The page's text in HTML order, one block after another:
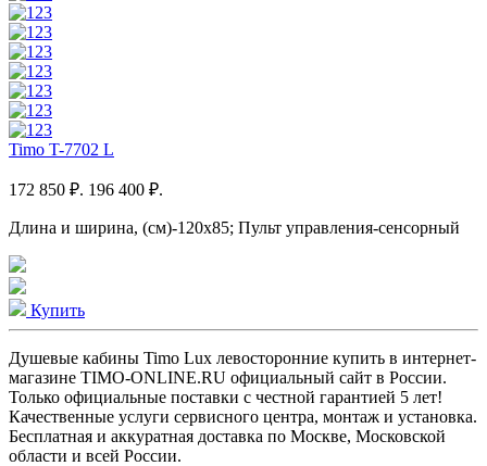
Timo T-7702 L
172 850 ₽. 196 400 ₽.
Длина и ширина, (см)-120x85; Пульт управления-сенсорный
Купить
Душевые кабины Timo Lux левосторонние купить в интернет-
магазине TIMO-ONLINE.RU официальный сайт в России.
Только официальные поставки c честной гарантией 5 лет!
Качественные услуги сервисного центра, монтаж и установка.
Бесплатная и аккуратная доставка по Москве, Московской
области и всей России.